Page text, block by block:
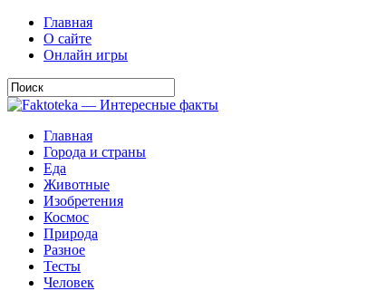
Главная
О сайте
Онлайн игры
Главная
Города и страны
Еда
Животные
Изобретения
Космос
Природа
Разное
Тесты
Человек